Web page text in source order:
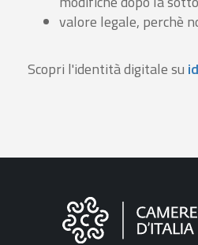
valore legale, perchè
Scopri l'identità digitale su
Informazioni